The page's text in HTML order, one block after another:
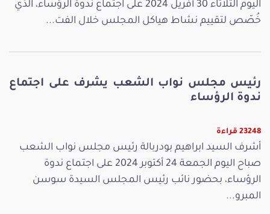
اليوم الثلاثاء 30 أفريل 2024 على اجتماع ندوة الرؤساء، الذي
خُصّص لتقييم نشاط هياكل المجلس خلال الفت...
رئيس مجلس نواب الشعب يشرف على اجتماع
ندوة الرؤساء
23248 قراءة
أشرف السيد ابراهيم بودربالة رئيس مجلس نواب الشعب
صباح اليوم الجمعة 24 أكتوبر 2024 على اجتماع ندوة
الرؤساء، بحضور نائب رئيس المجلس السيدة سوسن
المبرو...